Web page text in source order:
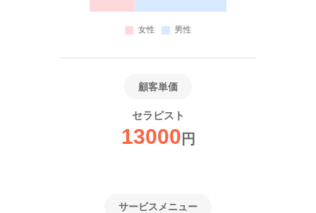
顧客単価
セラピスト
13000 円
サービスメニュー